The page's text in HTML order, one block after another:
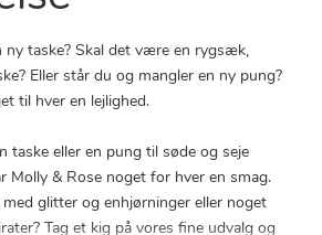
ny taske? Skal det være en rygsæk,
Eller står du og mangler en ny pung?
til hver en lejlighed.
taske eller en pung til søde og seje
Molly & Rose noget for hver en smag.
glitter og enhjørninger eller noget
Tag et kig på vores fine udvalg og